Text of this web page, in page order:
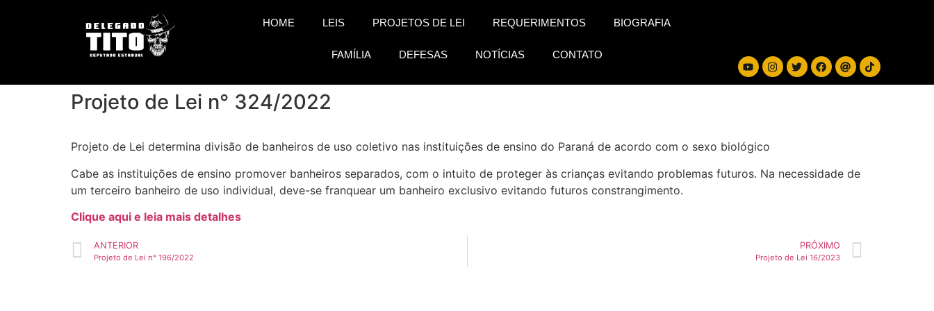
HOME LEIS PROJETOS DE LEI REQUERIMENTOS BIOGRAFIA
FAMÍLIA DEFESAS NOTÍCIAS CONTATO
Projeto de Lei n° 324/2022
Projeto de Lei determina divisão de banheiros de uso coletivo nas instituições de ensino do Paraná de acordo com o sexo biológico
Cabe as instituições de ensino promover banheiros separados, com o intuito de proteger às crianças evitando problemas futuros. Na necessidade de
um terceiro banheiro de uso individual, deve-se franquear um banheiro exclusivo evitando futuros constrangimento.
Clique aqui e leia mais detalhes
ANTERIOR
Projeto de Lei n° 196/2022
PRÓXIMO
Projeto de Lei 16/2023